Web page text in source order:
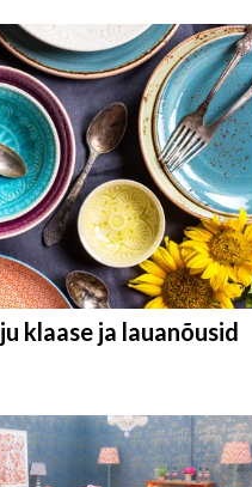
klaase ja lauanõusid